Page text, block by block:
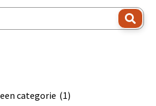
categorie (1)